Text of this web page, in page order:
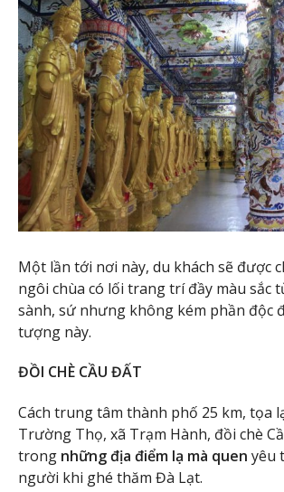
Một lần tới nơi này, du khách sẽ được
ngôi chùa có lối trang trí đầy màu sắc
sành, sứ nhưng không kém phần độc
tượng này.
ĐỒI CHÈ CẦU ĐẤT
Cách trung tâm thành phố 25 km, tọa
Trường Thọ, xã Trạm Hành, đồi chè
trong những địa điểm lạ mà quen yêu
người khi ghé thăm Đà Lạt.